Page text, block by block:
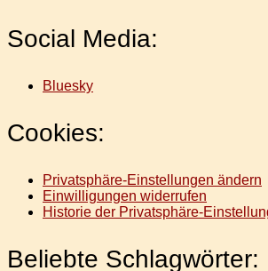
Social Media:
Bluesky
Cookies:
Privatsphäre-Einstellungen ändern
Einwilligungen widerrufen
Historie der Privatsphäre-
Beliebte Schlagwörter: